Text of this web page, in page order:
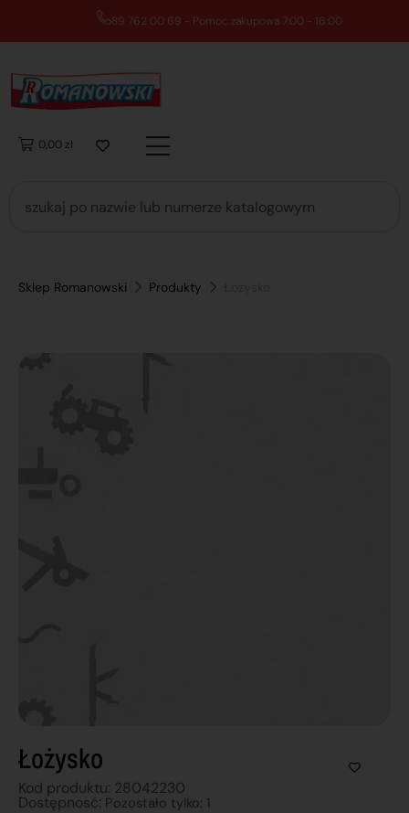
89 762 00 69 - Pomoc zakupowa 7:00 - 16:00
0,00 zł
Sklep Romanowski Produkty
Łożysko
Kod produktu: 28042230
Dostępnosć: Pozostało tylko: 1